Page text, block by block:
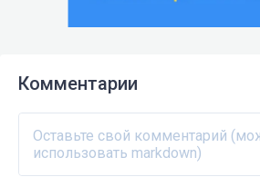
Комментарии